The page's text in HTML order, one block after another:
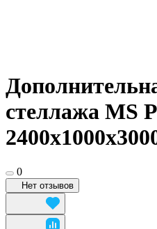
стеллажа MS
0
Нет отзывов